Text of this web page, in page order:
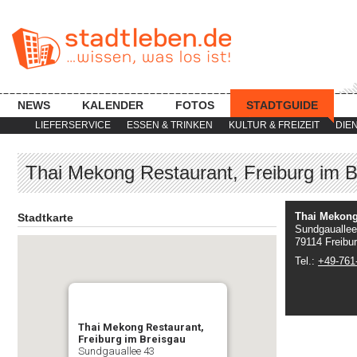
LIEFERSERVICE ESSEN & TRINKEN KULTUR & FREIZEIT
NEWS KALENDER FOTOS STADTGUIDE
Thai Mekong Restaurant, Freiburg im
Stadtkarte
Thai Mekong Restaurant,
Freiburg im Breisgau
Sundgauallee 43
Thai
79114
Tel.: +49-